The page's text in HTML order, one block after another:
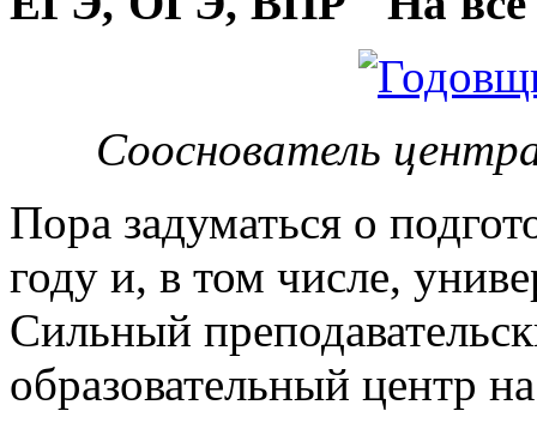
Сооснователь
Пора задуматься о
году и, в том числе,
Сильный
образовательный центр